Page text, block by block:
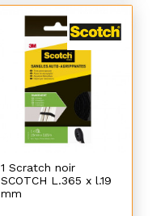
1 Scratch noir
SCOTCH L.365 x l.19
mm